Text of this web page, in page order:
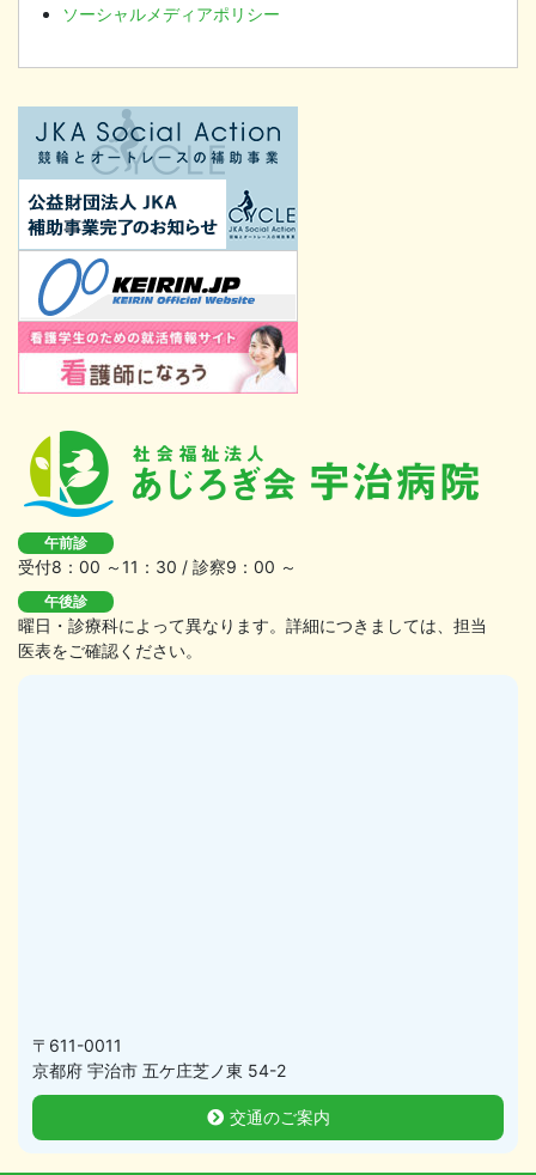
ソーシャルメディアポリシー
午前診
受付8：00 ～11：30 / 診察9：00 ～
午後診
曜日・診療科によって異なります。詳細につきましては、担当
医表をご確認ください。
〒611-0011
京都府 宇治市 五ケ庄芝ノ東 54-2
交通のご案内